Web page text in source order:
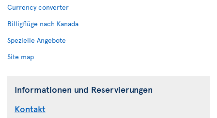
Currency converter
Billigflüge nach Kanada
Spezielle Angebote
Site map
Informationen und Reservierungen
Kontakt